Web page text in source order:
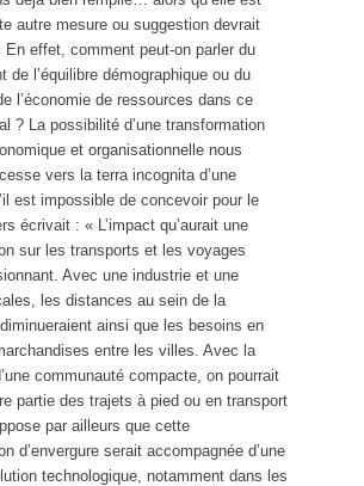
autre mesure ou suggestion devrait
En effet, comment peut-on parler du
de l’équilibre démographique ou du
l’économie de ressources dans ce
? La possibilité d’une transformation
et organisationnelle nous
vers la terra incognita d’une
est impossible de concevoir pour le
écrivait : « L’impact qu’aurait une
sur les transports et les voyages
Avec une industrie et une
les distances au sein de la
ainsi que les besoins en
entre les villes. Avec la
communauté compacte, on pourrait
partie des trajets à pied ou en transport
par ailleurs que cette
d’envergure serait accompagnée d’une
technologique, notamment dans les